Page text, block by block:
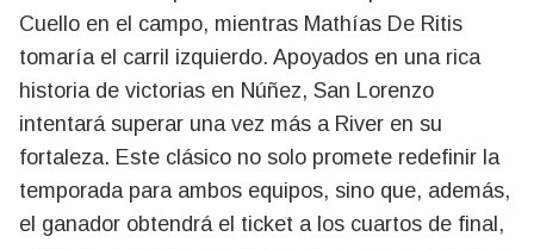
Cuello en el campo, mientras Mathías De Ritis
tomaría el carril izquierdo. Apoyados en una rica
historia de victorias en Núñez, San Lorenzo
intentará superar una vez más a River en su
fortaleza. Este clásico no solo promete redefinir la
temporada para ambos equipos, sino que, además,
el ganador obtendrá el ticket a los cuartos de final,